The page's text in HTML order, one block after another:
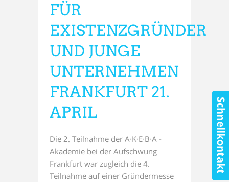
FÜR
EXISTENZGRÜNDER
UND JUNGE
UNTERNEHMEN
FRANKFURT 21.
APRIL
Die 2. Teilnahme der A·K·E·B·A -
Akademie bei der Aufschwung
Frankfurt war zugleich die 4.
Teilnahme auf einer Gründermesse
Schnellkontakt